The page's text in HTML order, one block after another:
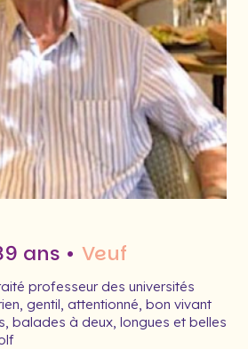
ans • Veuf
professeur des universités
gentil, attentionné, bon vivant
balades à deux, longues et belles